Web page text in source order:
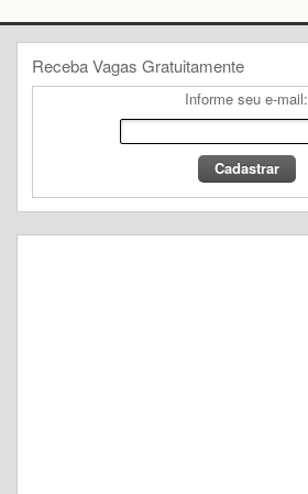
Receba Vagas Gratuitamente
Informe seu e-mail: